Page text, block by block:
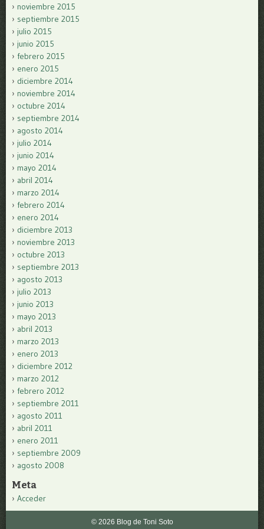
noviembre 2015
septiembre 2015
julio 2015
junio 2015
febrero 2015
enero 2015
diciembre 2014
noviembre 2014
octubre 2014
septiembre 2014
agosto 2014
julio 2014
junio 2014
mayo 2014
abril 2014
marzo 2014
febrero 2014
enero 2014
diciembre 2013
noviembre 2013
octubre 2013
septiembre 2013
agosto 2013
julio 2013
junio 2013
mayo 2013
abril 2013
marzo 2013
enero 2013
diciembre 2012
marzo 2012
febrero 2012
septiembre 2011
agosto 2011
abril 2011
enero 2011
septiembre 2009
agosto 2008
Meta
Acceder
© 2026 Blog de Toni Soto